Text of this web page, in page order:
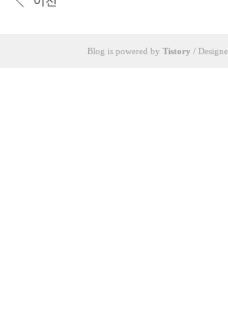
통해 실시간 시청을 할 ..
트레일러의 강자 신화플러스입니다 국내 판
Blog is powered by Tistory /